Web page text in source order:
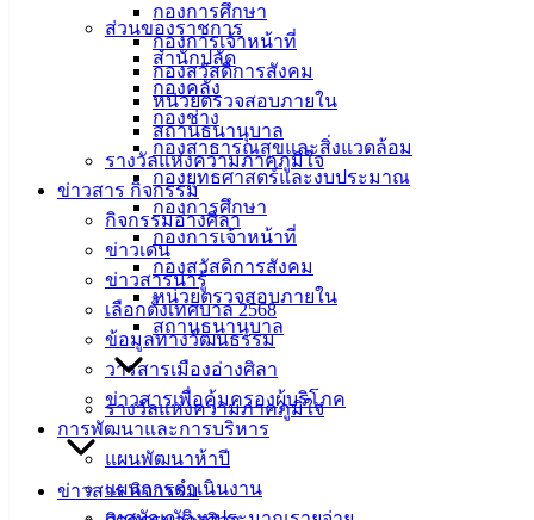
กองการศึกษา
กองการเจ้าหน้าที่
กองสวัสดิการสังคม
หน่วยตรวจสอบภายใน
สถานธนานุบาล
รางวัลแห่งความภาคภูมิใจ
ข่าวสาร กิจกรรม
กิจกรรมอ่างศิลา
ข่าวเด่น
ข่าวสารน่ารู้
เลือกตั้งเทศบาล 2568
ข้อมูลทางวัฒนธรรม
วารสารเมืองอ่างศิลา
ข่าวสารเพื่อคุ้มครองผู้บริโภค
การพัฒนาและการบริหาร
แผนพัฒนาห้าปี
แผนการดำเนินงาน
ส่วนของราชการ
สำนักปลัด
กองคลัง
กองช่าง
กองสาธารณสุขและสิ่งแวดล้อม
กองยุทธศาสตร์และงบประมาณ
กองการศึกษา
กองการเจ้าหน้าที่
กองสวัสดิการสังคม
หน่วยตรวจสอบภายใน
สถานธนานุบาล
รางวัลแห่งความภาคภูมิใจ
ข่าวสาร กิจกรรม
อ.เมือง จ.ชลบุรี
20000
038-
142-100-104
บริการ
ประชาชน
ดาวน์โหลด
แบบ
ฟอร์ม,
เอกสาร